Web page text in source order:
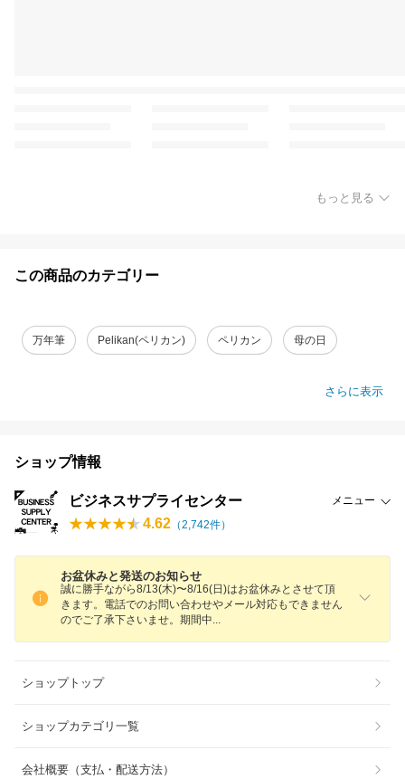
もっと見る
この商品のカテゴリー
万年筆 Pelikan(ペリカン) ペリカン 母の日
さらに表示
ショップ情報
ビジネスサプライセンター メニュー
4.62 （2,742件）
お盆休みと発送のお知らせ
誠に勝手ながら8/13(木)〜8/16(日)はお盆休みとさせて頂
きます。電話でのお問い合わせやメール対応もできません
のでご了承下さいませ。期間中
ショップトップ
ショップカテゴリ一覧
会社概要（支払・配送方法）